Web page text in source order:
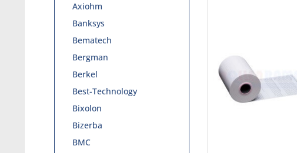
Axiohm
Banksys
Bematech
Bergman
Berkel
Best-Technology
Bixolon
Bizerba
BMC